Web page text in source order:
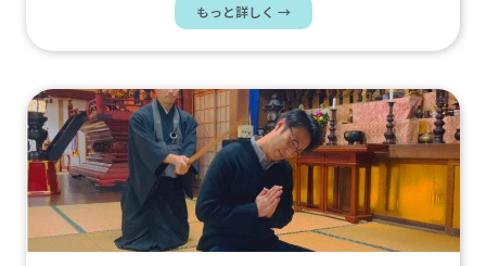
もっと詳しく →